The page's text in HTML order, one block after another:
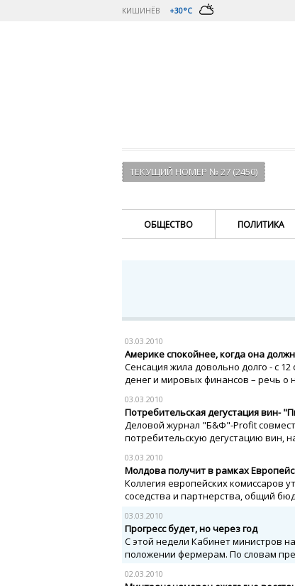
КИШИНЁВ +30°C
ТЕКУЩИЙ НОМЕР № 27 (2450)
ОБЩЕСТВО ПОЛИТИКА
03.03.2010
Америке спокойнее, когда она
Сенсация жила довольно долго - с
денег и мировых финансов – речь о
03.03.2010
Потребительская дегустация вин-
Деловой журнал "Б&Ф"-Profit
потребительскую дегустацию вин,
03.03.2010
Молдова получит в рамках
Коллегия европейских комиссаров
соседства и партнерства, общий
03.03.2010
Прогресс будет, но через год
С этой недели Кабинет министров
положении фермерам. По словам
02.03.2010